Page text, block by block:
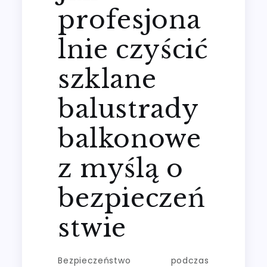
profesjona
lnie czyścić
szklane
balustrady
balkonowe
z myślą o
bezpieczeń
stwie
Bezpieczeństwo podczas